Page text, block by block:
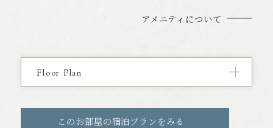
アメニティについて
Floor Plan
このお部屋の宿泊プランをみる